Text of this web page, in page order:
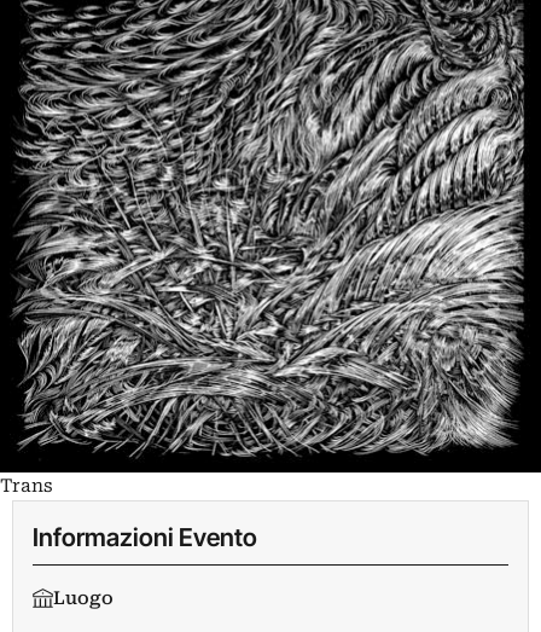
Trans
Informazioni Evento
Luogo